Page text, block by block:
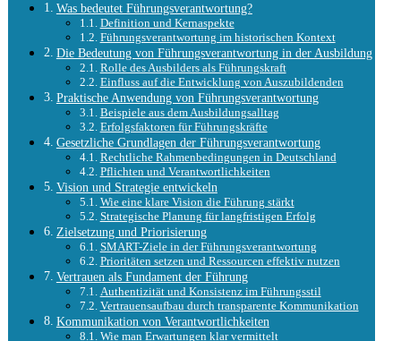
Was bedeutet Führungsverantwortung?
Definition und Kernaspekte
Führungsverantwortung im historischen Kontext
Die Bedeutung von Führungsverantwortung in der Ausbildung
Rolle des Ausbilders als Führungskraft
Einfluss auf die Entwicklung von Auszubildenden
Praktische Anwendung von Führungsverantwortung
Beispiele aus dem Ausbildungsalltag
Erfolgsfaktoren für Führungskräfte
Gesetzliche Grundlagen der Führungsverantwortung
Rechtliche Rahmenbedingungen in Deutschland
Pflichten und Verantwortlichkeiten
Vision und Strategie entwickeln
Wie eine klare Vision die Führung stärkt
Strategische Planung für langfristigen Erfolg
Zielsetzung und Priorisierung
SMART-Ziele in der Führungsverantwortung
Prioritäten setzen und Ressourcen effektiv nutzen
Vertrauen als Fundament der Führung
Authentizität und Konsistenz im Führungsstil
Vertrauensaufbau durch transparente Kommunikation
Kommunikation von Verantwortlichkeiten
Wie man Erwartungen klar vermittelt